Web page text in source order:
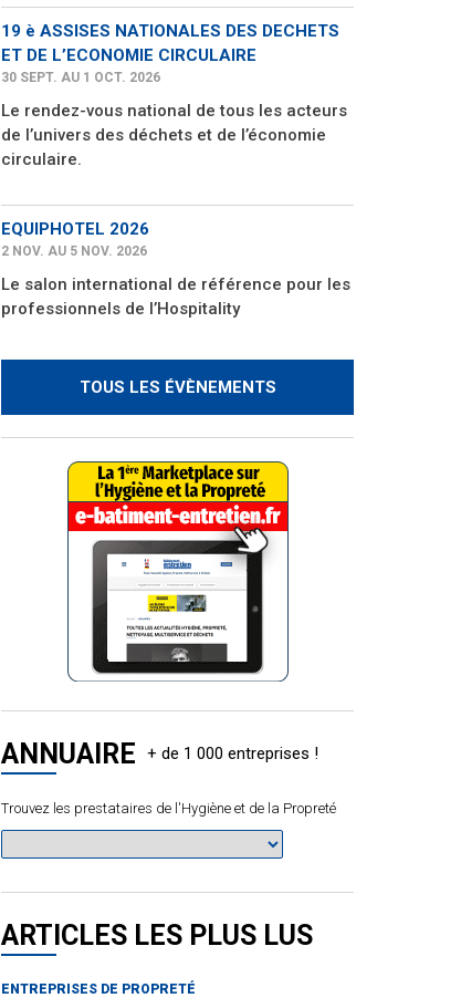
19 è ASSISES NATIONALES DES DECHETS
ET DE L’ECONOMIE CIRCULAIRE
30 SEPT. AU 1 OCT. 2026
Le rendez-vous national de tous les acteurs
de l’univers des déchets et de l’économie
circulaire.
EQUIPHOTEL 2026
2 NOV. AU 5 NOV. 2026
Le salon international de référence pour les
professionnels de l’Hospitality
TOUS LES ÉVÈNEMENTS
ANNUAIRE
Trouvez les prestataires de l'Hygiène et de la Propreté
ARTICLES LES PLUS LUS
ENTREPRISES DE PROPRETÉ